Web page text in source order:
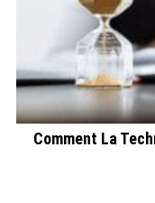
Comment La